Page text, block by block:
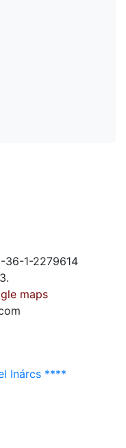
36-1-2279614
maps
Inárcs ****